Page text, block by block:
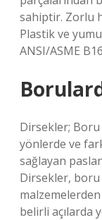
sahiptir. Zorlu
Plastik ve
ANSI/ASME
Dirsekler; Boru
yönlerde ve
sağlayan
Dirsekler, boru
belirli açılarda